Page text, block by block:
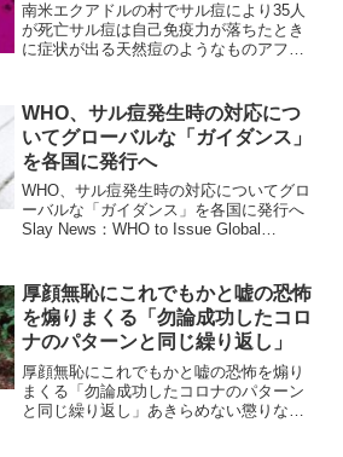
南米エクアドルの村でサル痘により35人
が死亡サル痘は自己免疫力が落ちたとき
に症状が出る天然痘のようなものアフリ
は、昨年 600人近くが死亡したとのこ
と。しかし、アフリカ...
WHO、サル痘発生時の対応につ
いてグローバルな「ガイダンス」
を各国に発行へ
WHO、サル痘発生時の対応についてグロ
ーバルな「ガイダンス」を各国に発行へ
Slay News：WHO to Issue Global
厚顔無恥にこれでもかと嘘の恐怖
を煽りまくる「勿論成功したコロ
ナのパターンと同じ繰り返し」￼
厚顔無恥にこれでもかと嘘の恐怖を煽り
まくる「勿論成功したコロナのパターン
と同じ繰り返し」あきらめない懲りない